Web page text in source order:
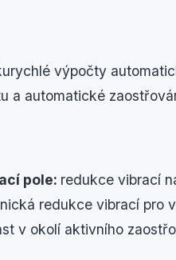
výpočty
a automatické
pole: redukce vibrací
redukce vibrací pro
v okolí aktivního